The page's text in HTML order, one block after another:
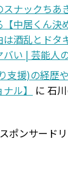
ナックちあ
中居くん決
酒乱とドタ
い | 芸能人
支援)の経歴
ル】
に 石
スポンサード